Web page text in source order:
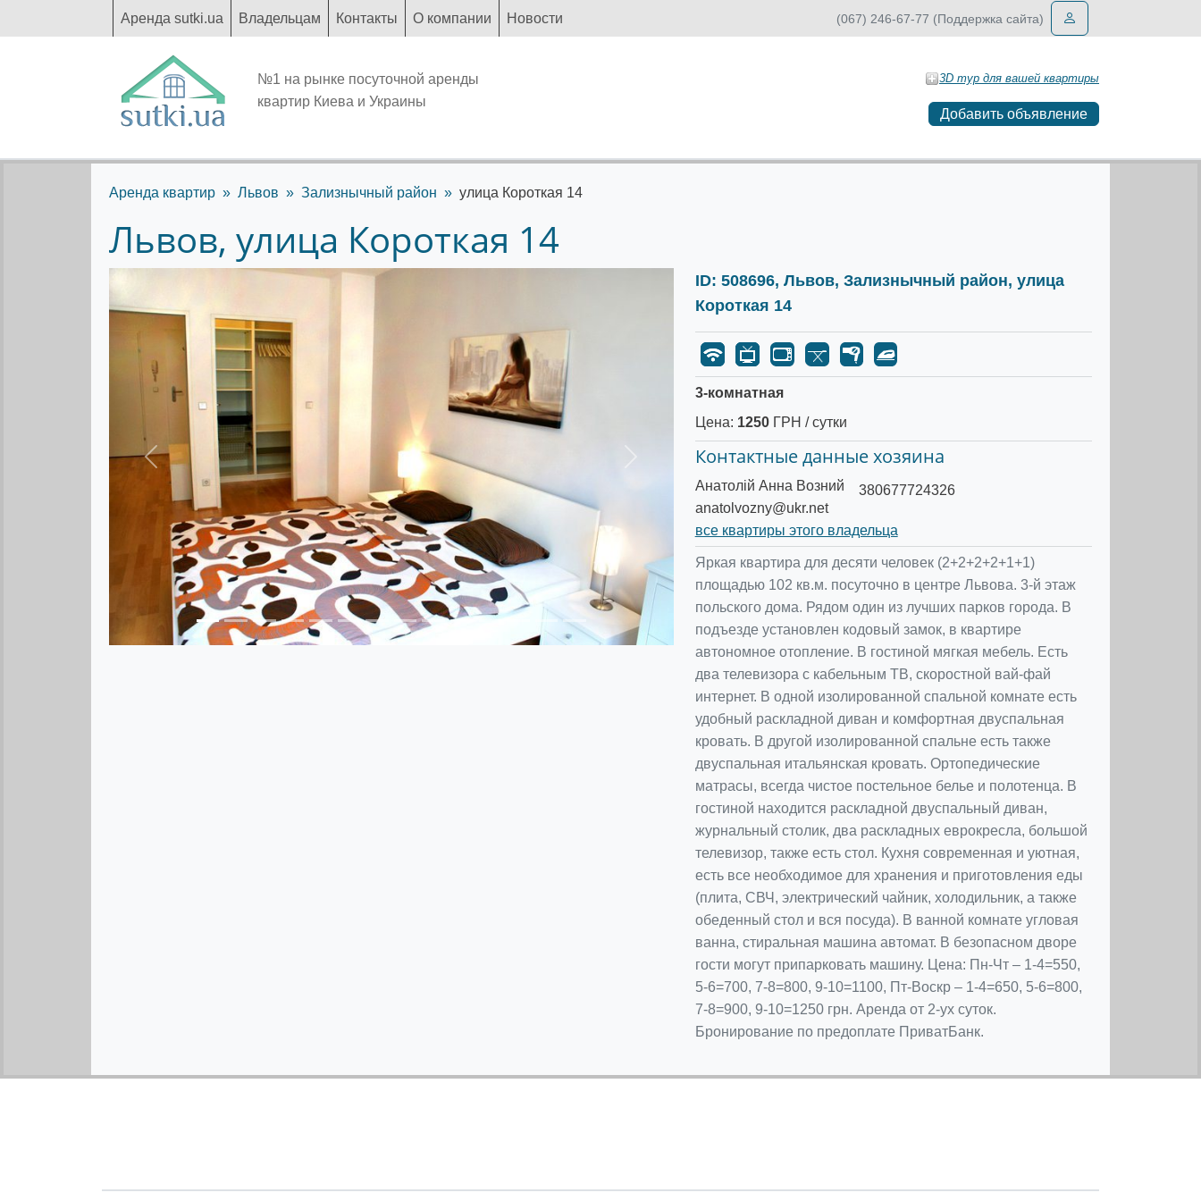
Аренда sutki.ua Владельцам Контакты О компании Новости (067) 246-67-77 (Поддержка сайта)
№1 на рынке посуточной аренды
квартир Киева и Украины
3D тур для вашей квартиры
Добавить объявление
Аренда квартир Львов Зализнычный район улица Короткая 14
Львов, улица Короткая 14
Предыдущее Следующее
ID: 508696, Львов, Зализнычный район, улица
Короткая 14
3-комнатная
Цена: 1250ГРН / сутки
Контактные данные хозяина
Анатолій Анна Возний
anatolvozny@ukr.net
380677724326
все квартиры этого владельца
Яркая квартира для десяти человек (2+2+2+2+1+1)
площадью 102 кв.м. посуточно в центре Львова. 3-й этаж
польского дома. Рядом один из лучших парков города. В
подъезде установлен кодовый замок, в квартире
автономное отопление. В гостиной мягкая мебель. Есть
два телевизора с кабельным ТВ, скоростной вай-фай
интернет. В одной изолированной спальной комнате есть
удобный раскладной диван и комфортная двуспальная
кровать. В другой изолированной спальне есть также
двуспальная итальянская кровать. Ортопедические
матрасы, всегда чистое постельное белье и полотенца. В
гостиной находится раскладной двуспальный диван,
журнальный столик, два раскладных еврокресла, большой
телевизор, также есть стол. Кухня современная и уютная,
есть все необходимое для хранения и приготовления еды
(плита, СВЧ, электрический чайник, холодильник, а также
обеденный стол и вся посуда). В ванной комнате угловая
ванна, стиральная машина автомат. В безопасном дворе
гости могут припарковать машину. Цена: Пн-Чт – 1-4=550,
5-6=700, 7-8=800, 9-10=1100, Пт-Воскр – 1-4=650, 5-6=800,
7-8=900, 9-10=1250 грн. Аренда от 2-ух суток.
Бронирование по предоплате ПриватБанк.